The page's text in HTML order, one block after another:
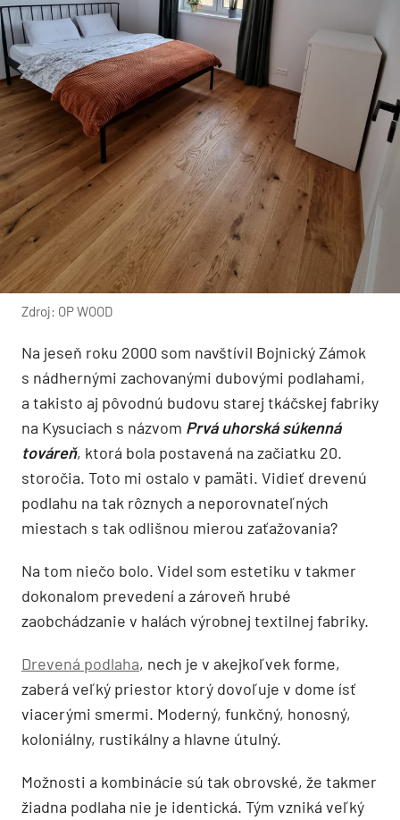
Zdroj: OP WOOD
Na jeseň roku 2000 som navštívil Bojnický Zámok
s nádhernými zachovanými dubovými podlahami,
a takisto aj pôvodnú budovu starej tkáčskej fabriky
na Kysuciach s názvom Prvá uhorská súkenná
továreň, ktorá bola postavená na začiatku 20.
storočia. Toto mi ostalo v pamäti. Vidieť drevenú
podlahu na tak rôznych a neporovnateľných
miestach s tak odlišnou mierou zaťažovania?
Na tom niečo bolo. Videl som estetiku v takmer
dokonalom prevedení a zároveň hrubé
zaobchádzanie v halách výrobnej textilnej fabriky.
Drevená podlaha, nech je v akejkoľvek forme,
zaberá veľký priestor ktorý dovoľuje v dome ísť
viacerými smermi. Moderný, funkčný, honosný,
koloniálny, rustikálny a hlavne útulný.
Možnosti a kombinácie sú tak obrovské, že takmer
žiadna podlaha nie je identická. Tým vzniká veľký